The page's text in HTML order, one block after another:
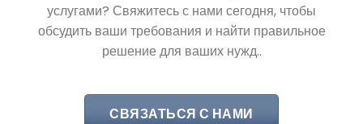
услугами? Свяжитесь с нами сегодня, чтобы
обсудить ваши требования и найти правильное
решение для ваших нужд..
СВЯЗАТЬСЯ С НАМИ